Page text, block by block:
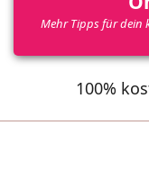
Mehr Tipps für dein
100%